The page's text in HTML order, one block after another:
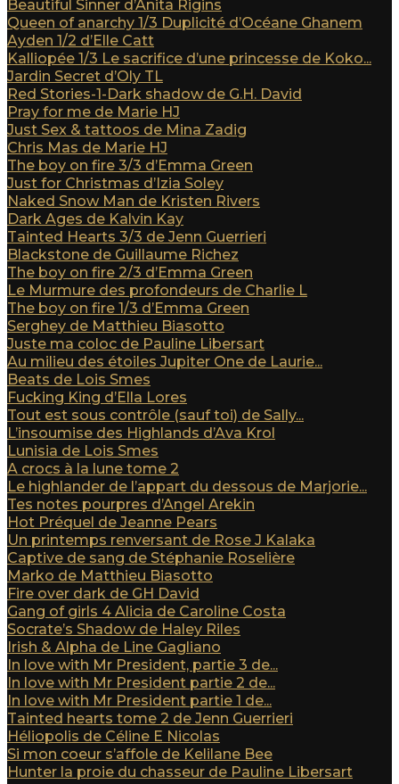
Beautiful Sinner d’Anita Rigins
Queen of anarchy 1/3 Duplicité d’Océane Ghanem
Ayden 1/2 d’Elle Catt
Kalliopée 1/3 Le sacrifice d’une princesse de Koko...
Jardin Secret d’Oly TL
Red Stories-1-Dark shadow de G.H. David
Pray for me de Marie HJ
Just Sex & tattoos de Mina Zadig
Chris Mas de Marie HJ
The boy on fire 3/3 d’Emma Green
Just for Christmas d’Izia Soley
Naked Snow Man de Kristen Rivers
Dark Ages de Kalvin Kay
Tainted Hearts 3/3 de Jenn Guerrieri
Blackstone de Guillaume Richez
The boy on fire 2/3 d’Emma Green
Le Murmure des profondeurs de Charlie L
The boy on fire 1/3 d’Emma Green
Serghey de Matthieu Biasotto
Juste ma coloc de Pauline Libersart
Au milieu des étoiles Jupiter One de Laurie...
Beats de Lois Smes
Fucking King d’Ella Lores
Tout est sous contrôle (sauf toi) de Sally...
L’insoumise des Highlands d’Ava Krol
Lunisia de Lois Smes
A crocs à la lune tome 2
Le highlander de l’appart du dessous de Marjorie...
Tes notes pourpres d’Angel Arekin
Hot Préquel de Jeanne Pears
Un printemps renversant de Rose J Kalaka
Captive de sang de Stéphanie Roselière
Marko de Matthieu Biasotto
Fire over dark de GH David
Gang of girls 4 Alicia de Caroline Costa
Socrate’s Shadow de Haley Riles
Irish & Alpha de Line Gagliano
In love with Mr President, partie 3 de...
In love with Mr President partie 2 de...
In love with Mr President partie 1 de...
Tainted hearts tome 2 de Jenn Guerrieri
Héliopolis de Céline E Nicolas
Si mon coeur s’affole de Kelilane Bee
Hunter la proie du chasseur de Pauline Libersart